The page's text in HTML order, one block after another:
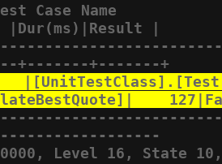
|
+-------+-------+
Level 16, State